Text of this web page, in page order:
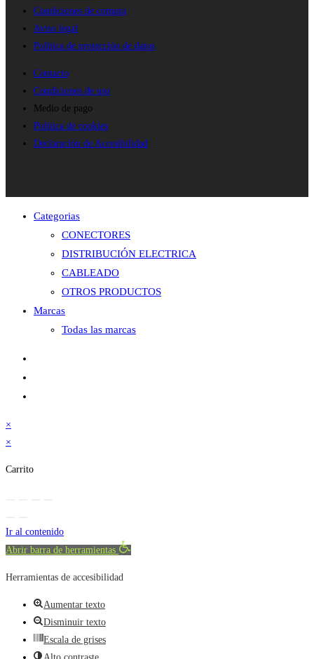
Condiciones de compra
Aviso legal
Política de protección de datos
Contacto
Condiciones de uso
Medio de pago
Política de cookies
Declaración de Accesibilidad
Categorias
CONECTORES
DISTRIBUCIÓN ELECTRICA
CABLEADO
OTROS PRODUCTOS
Marcas
Todas las marcas
×
×
Carrito
Ir al contenido
Abrir barra de herramientas
Herramientas de accesibilidad
Aumentar texto
Disminuir texto
Escala de grises